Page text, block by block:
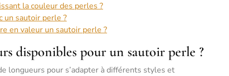
la couleur des perles ?
un sautoir perle ?
en valeur un sautoir perle ?
disponibles pour un sautoir perle ?
longueurs pour s’adapter à différents styles et